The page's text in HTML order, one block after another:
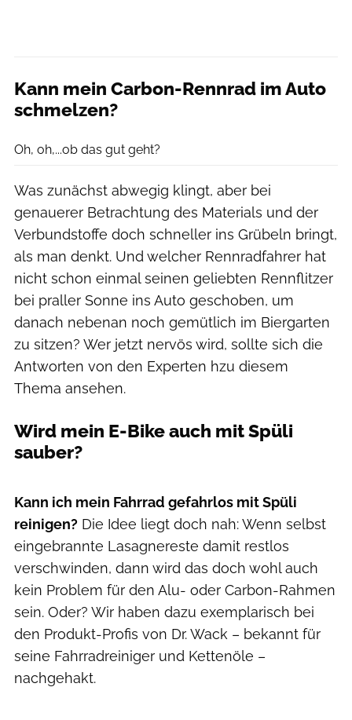
Kann mein Carbon-Rennrad im Auto
schmelzen?
Oh, oh,...ob das gut geht?
Was zunächst abwegig klingt, aber bei
genauerer Betrachtung des Materials und der
Verbundstoffe doch schneller ins Grübeln bringt,
als man denkt. Und welcher Rennradfahrer hat
nicht schon einmal seinen geliebten Rennflitzer
bei praller Sonne ins Auto geschoben, um
danach nebenan noch gemütlich im Biergarten
zu sitzen? Wer jetzt nervös wird, sollte sich die
Antworten von den Experten hzu diesem
Thema ansehen.
Wird mein E-Bike auch mit Spüli
sauber?
Kann ich mein Fahrrad gefahrlos mit Spüli
reinigen? Die Idee liegt doch nah: Wenn selbst
eingebrannte Lasagnereste damit restlos
verschwinden, dann wird das doch wohl auch
kein Problem für den Alu- oder Carbon-Rahmen
sein. Oder? Wir haben dazu exemplarisch bei
den Produkt-Profis von Dr. Wack – bekannt für
seine Fahrradreiniger und Kettenöle –
nachgehakt.